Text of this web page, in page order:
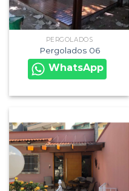
PERGOLADOS
Pergolados 06
WhatsApp